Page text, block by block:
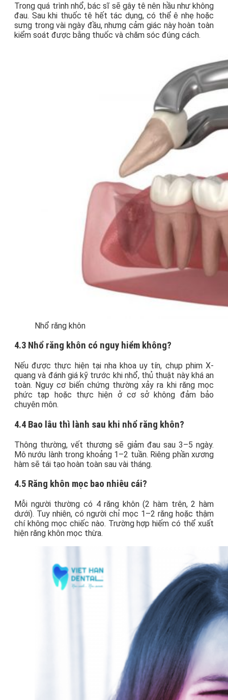
Trong quá trình nhổ, bác sĩ sẽ gây tê nên hầu như không
đau. Sau khi thuốc tê hết tác dụng, có thể ê nhẹ hoặc
sưng trong vài ngày đầu, nhưng cảm giác này hoàn toàn
kiểm soát được bằng thuốc và chăm sóc đúng cách.
Nhổ răng khôn
4.3 Nhổ răng khôn có nguy hiểm không?
Nếu được thực hiện tại nha khoa uy tín, chụp phim X-
quang và đánh giá kỹ trước khi nhổ, thủ thuật này khá an
toàn. Nguy cơ biến chứng thường xảy ra khi răng mọc
phức tạp hoặc thực hiện ở cơ sở không đảm bảo
chuyên môn.
4.4 Bao lâu thì lành sau khi nhổ răng khôn?
Thông thường, vết thương sẽ giảm đau sau 3–5 ngày.
Mô nướu lành trong khoảng 1–2 tuần. Riêng phần xương
hàm sẽ tái tạo hoàn toàn sau vài tháng.
4.5 Răng khôn mọc bao nhiêu cái?
Mỗi người thường có 4 răng khôn (2 hàm trên, 2 hàm
dưới). Tuy nhiên, có người chỉ mọc 1–2 răng hoặc thậm
chí không mọc chiếc nào. Trường hợp hiếm có thể xuất
hiện răng khôn mọc thừa.